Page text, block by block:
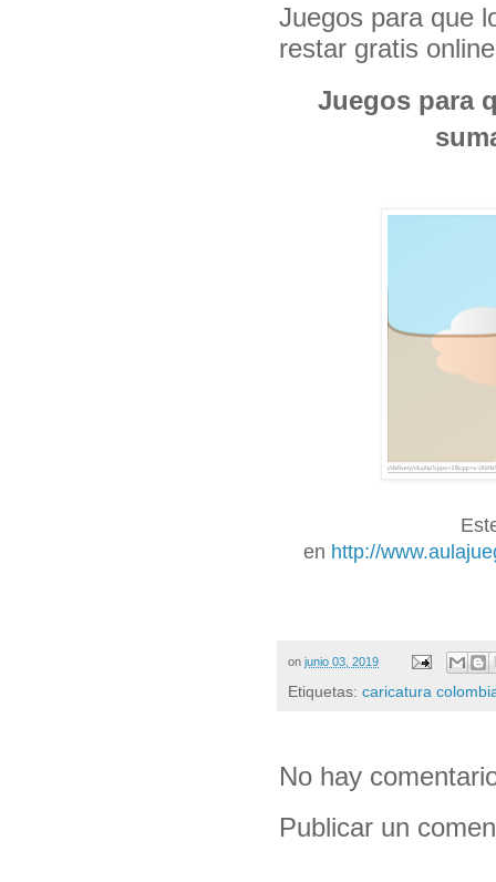
Juegos para que
restar gratis online
Juegos para
en http://
on junio 03, 2019
Etiquetas: caricatura
No hay
Publicar un